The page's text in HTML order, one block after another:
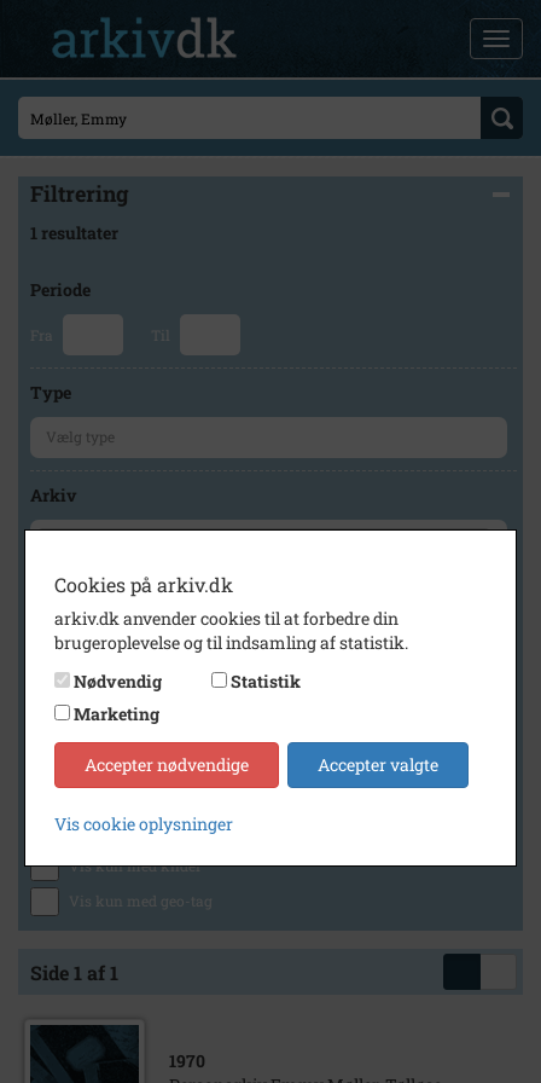
Filtrering
1 resultater
Periode
Fra Til
Type
Arkiv
Geografi
Generelt
Vis kun med billeder
Vis kun med lydklip
Vis kun med kilder
Vis kun med geo-tag
Side 1 af 1
1970
Cookies på arkiv.dk
arkiv.dk anvender cookies til at forbedre din
brugeroplevelse og til indsamling af statistik.
Nødvendig
Statistik
Marketing
Accepter nødvendige Accepter valgte
Vis cookie oplysninger